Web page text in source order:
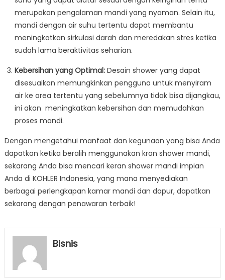
merupakan pengalaman mandi yang nyaman. Selain itu,
mandi dengan air suhu tertentu dapat membantu
meningkatkan sirkulasi darah dan meredakan stres ketika
sudah lama beraktivitas seharian.
Kebersihan yang Optimal:Desain shower yang dapat
disesuaikan memungkinkan pengguna untuk menyiram
air ke area tertentu yang sebelumnya tidak bisa dijangkau,
ini akan meningkatkan kebersihan dan memudahkan
proses mandi.
Dengan mengetahui manfaat dan kegunaan yang bisa Anda
dapatkan ketika beralih menggunakan kran shower mandi,
sekarang Anda bisa mencari keran shower mandi impian
Anda di KOHLER Indonesia, yang mana menyediakan
berbagai perlengkapan kamar mandi dan dapur, dapatkan
sekarang dengan penawaran terbaik!
Bisnis